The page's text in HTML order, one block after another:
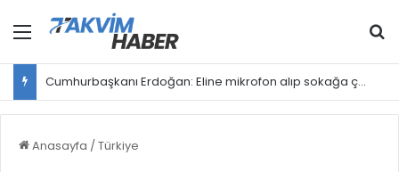
Menü
Cumhurbaşkanı Erdoğan: Eline mikrofon alıp sokağa çıkan herkes gazeteci değildir
Anasayfa / Türkiye